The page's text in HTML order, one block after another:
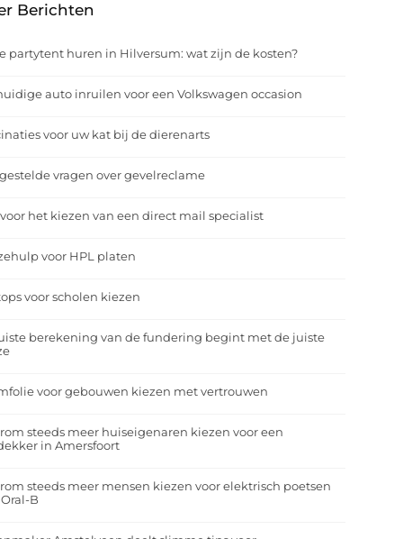
Berichten
partytent huren in Hilversum: wat zijn de kosten?
auto inruilen voor een Volkswagen occasion
voor uw kat bij de dierenarts
vragen over gevelreclame
voor het kiezen van een direct mail specialist
voor HPL platen
voor scholen kiezen
berekening van de fundering begint met de juiste
voor gebouwen kiezen met vertrouwen
steeds meer huiseigenaren kiezen voor een
in Amersfoort
steeds meer mensen kiezen voor elektrisch poetsen
B